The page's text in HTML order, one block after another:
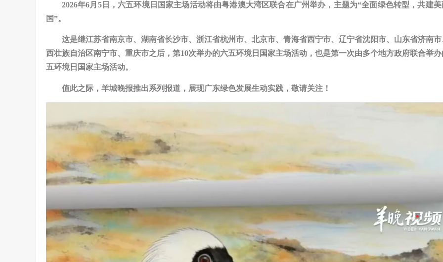
2026年6月5日，六五环境日国家主场活动将由粤港澳大湾区联合在广州举办，主题为“全面绿色转型，共建
国”。
这是继江苏省南京市、湖南省长沙市、浙江省杭州市、北京市、青海省西宁市、辽宁省沈阳市、山东省济南
西壮族自治区南宁市、重庆市之后，第10次举办的六五环境日国家主场活动，也是第一次由多个地方政府联合举
五环境日国家主场活动。
值此之际，羊城晚报推出系列报道，展现广东绿色发展生动实践，敬请关注！